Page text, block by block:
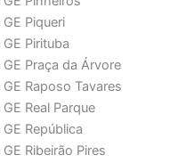
Piqueri
Pirituba
Praça da Árvore
Raposo Tavares
Real Parque
República
Ribeirão Pires